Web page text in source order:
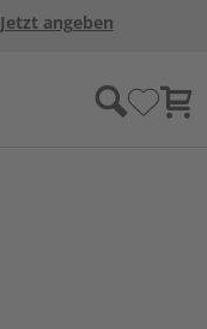
Jetzt angeben